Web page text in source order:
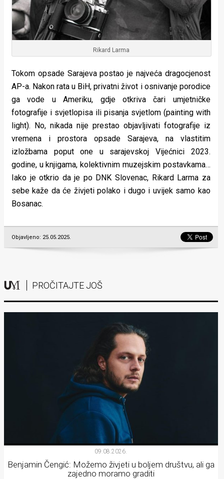
Rikard Larma
Tokom opsade Sarajeva postao je najveća dragocjenost
AP-a. Nakon rata u BiH, privatni život i osnivanje porodice
ga vode u Ameriku, gdje otkriva čari umjetničke
fotografije i svjetlopisa ili pisanja svjetlom (painting with
light). No, nikada nije prestao objavljivati fotografije iz
vremena i prostora opsade Sarajeva, na vlastitim
izložbama poput one u sarajevskoj Vijećnici 2023.
godine, u knjigama, kolektivnim muzejskim postavkama…
Iako je otkrio da je po DNK Slovenac, Rikard Larma za
sebe kaže da će živjeti polako i dugo i uvijek samo kao
Bosanac.
Objavljeno: 25.05.2025.
PROČITAJTE JOŠ
09.08.2026.
Benjamin Čengić: Možemo živjeti u boljem društvu, ali ga
zajedno moramo graditi